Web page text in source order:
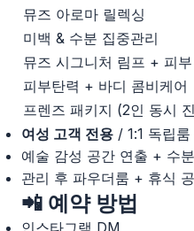
뮤즈 아로마 릴렉싱
미백 & 수분 집중관리
뮤즈 시그니처 림프 + 피부
피부탄력 + 바디 콤비케어
프렌즈 패키지 (2인 동시
여성 고객 전용 / 1:1 독립룸
예술 감성 공간 연출 + 수
관리 후 파우더룸 + 휴식
📲 예약 방법
인스타그램 DM